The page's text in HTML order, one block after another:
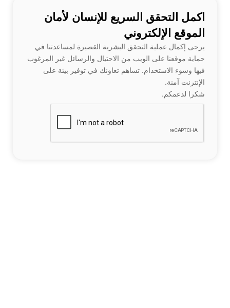
اكمل التحقق السريع للإنسان لأمان
الموقع الإلكتروني
يرجى إكمال عملية التحقق البشرية القصيرة لمساعدتنا في
حماية موقعنا على الويب من الاحتيال والرسائل غير المرغوب
فيها وسوء الاستخدام. تساهم تعاونك في توفير بيئة على
الإنترنت آمنة.
شكرا لدعمكم.